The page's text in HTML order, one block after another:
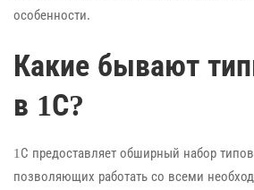
особенности.
Какие бывают
в 1С?
1С предоставляет обширный набор
позволяющих работать со всеми